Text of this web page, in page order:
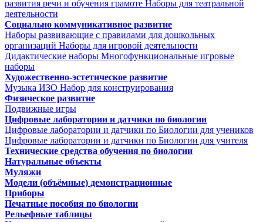
развития речи и обучения грамоте Наборы для театральной
деятельности
Социально коммуникативное развитие
Наборы развивающие с правилами для дошкольных
организаций Наборы для игровой деятельности
Дидактические наборы Многофункциональные игровые
наборы
Художественно-эстетическое развитие
Музыка ИЗО Набор для конструирования
Физическое развитие
Подвижные игры
Цифровые лаборатории и датчики по биологии
Цифровые лаборатории и датчики по Биологии для учеников
Цифровые лаборатории и датчики по Биологии для учителя
Технические средства обучения по биологии
Натуральные объекты
Муляжи
Модели (объёмные) демонстрационные
Приборы
Печатные пособия по биологии
Рельефные таблицы